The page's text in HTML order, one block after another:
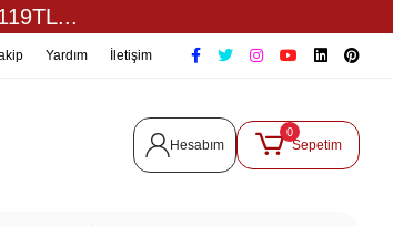
Yardım İletişim
Hesabım
0
Sepetim